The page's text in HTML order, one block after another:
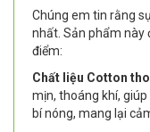
Chúng em tin rằng
nhất. Sản phẩm này
điểm:
Chất liệu Cotton
mịn, thoáng khí,
bí nóng, mang lại